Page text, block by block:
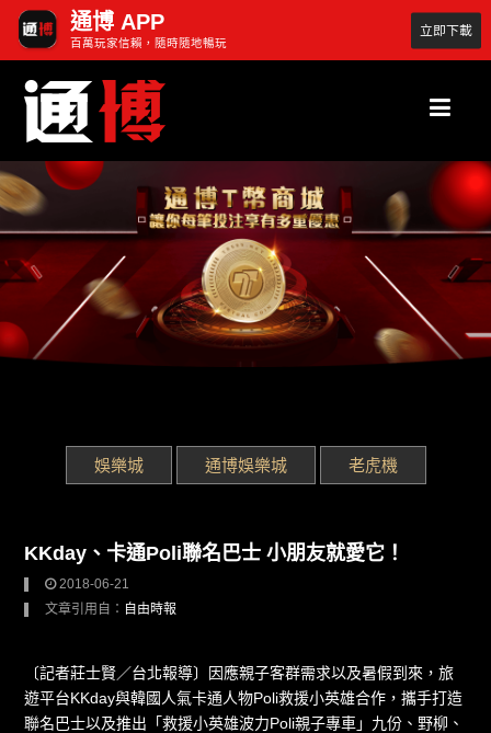
通博 APP
百萬玩家信賴，隨時隨地暢玩
立即下載
娛樂城 通博娛樂城 老虎機
KKday、卡通Poli聯名巴士 小朋友就愛它！
2018-06-21
文章引用自： 自由時報
〔記者莊士賢／台北報導〕因應親子客群需求以及暑假到來，旅
遊平台KKday與韓國人氣卡通人物Poli救援小英雄合作，攜手打造
聯名巴士以及推出「救援小英雄波力Poli親子專車」九份、野柳、